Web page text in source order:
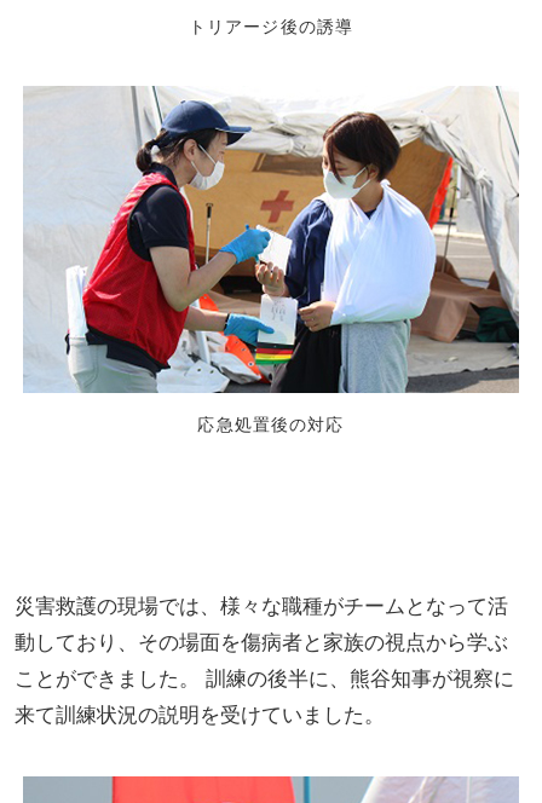
トリアージ後の誘導
応急処置後の対応
災害救護の現場では、様々な職種がチームとなって活
動しており、その場面を傷病者と家族の視点から学ぶ
ことができました。 訓練の後半に、熊谷知事が視察に
来て訓練状況の説明を受けていました。